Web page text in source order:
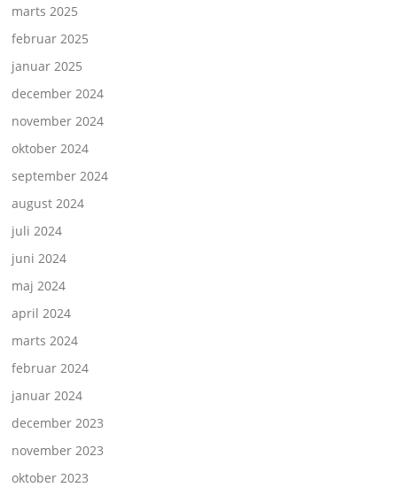
marts 2025
februar 2025
januar 2025
december 2024
november 2024
oktober 2024
september 2024
august 2024
juli 2024
juni 2024
maj 2024
april 2024
marts 2024
februar 2024
januar 2024
december 2023
november 2023
oktober 2023